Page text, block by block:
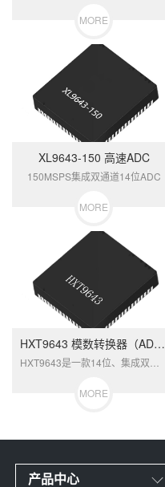
MORE
XL9643-150 高速ADC
150MSPS集成双通道14位ADC
MORE
HXT9643 模数转换器（ADC）
MORE
产品中心